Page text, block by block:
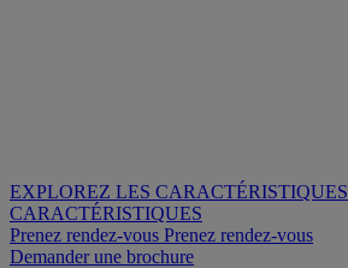
EXPLOREZ LES CARACTÉRISTIQUES
CARACTÉRISTIQUES
Prenez rendez-vous Prenez rendez-vous
Demander une brochure